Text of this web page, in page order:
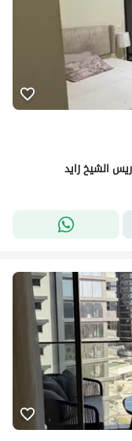
الشيخ زايد